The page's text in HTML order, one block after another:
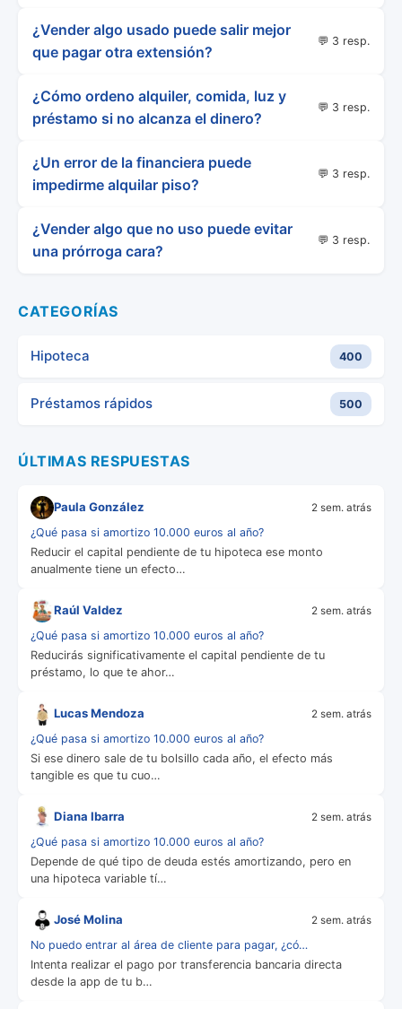
¿Vender algo usado puede salir mejor
que pagar otra extensión?
💬 3 resp.
¿Cómo ordeno alquiler, comida, luz y
préstamo si no alcanza el dinero?
💬 3 resp.
¿Un error de la financiera puede
impedirme alquilar piso?
💬 3 resp.
¿Vender algo que no uso puede evitar
una prórroga cara?
💬 3 resp.
CATEGORÍAS
Hipoteca 400
Préstamos rápidos 500
ÚLTIMAS RESPUESTAS
Paula González 2 sem. atrás
¿Qué pasa si amortizo 10.000 euros al año?
Reducir el capital pendiente de tu hipoteca ese monto
anualmente tiene un efecto…
Raúl Valdez 2 sem. atrás
¿Qué pasa si amortizo 10.000 euros al año?
Reducirás significativamente el capital pendiente de tu
préstamo, lo que te ahor…
Lucas Mendoza 2 sem. atrás
¿Qué pasa si amortizo 10.000 euros al año?
Si ese dinero sale de tu bolsillo cada año, el efecto más
tangible es que tu cuo…
Diana Ibarra 2 sem. atrás
¿Qué pasa si amortizo 10.000 euros al año?
Depende de qué tipo de deuda estés amortizando, pero en
una hipoteca variable tí…
José Molina 2 sem. atrás
No puedo entrar al área de cliente para pagar, ¿có…
Intenta realizar el pago por transferencia bancaria directa
desde la app de tu b…